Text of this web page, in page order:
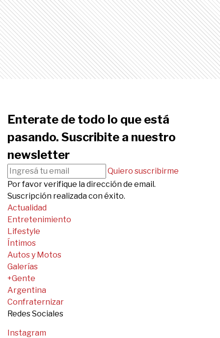
Enterate de todo lo que está
pasando. Suscribite a nuestro
newsletter
Quiero suscribirme
Por favor verifique la dirección de email.
Suscripción realizada con éxito.
Actualidad
Entretenimiento
Lifestyle
Íntimos
Autos y Motos
Galerías
+Gente
Argentina
Confraternizar
Redes Sociales
Instagram